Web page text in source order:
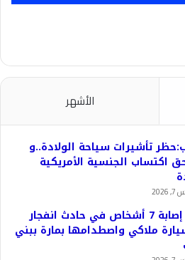
الأشهر
تأشيرات سياحة الولادة..و
اكتساب الجنسية الأمريكية
عاجل- إصابة 7 أشخاص في حادث انفجار
ملاكي واصطدامها بمارة ببني